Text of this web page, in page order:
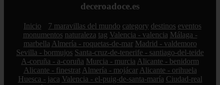
deceroadoce.es
Inicio 7 maravillas del mundo category destinos eventos
monumentos naturaleza tag Valencia - valencia Málaga -
marbella Almería - roquetas-de-mar Madrid - valdemoro
Sevilla - bormujos Santa-cruz-de-tenerife - santiago-del-teide
A-coruña - a-coruña Murcia - murcia Alicante - benidorm
Alicante - finestrat Almería - mojácar Alicante - orihuela
Huesca - jaca Valencia - el-puig-de-santa-maría Ciudad-real